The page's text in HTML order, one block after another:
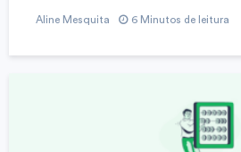
Aline Mesquita 6 Minutos de leitura